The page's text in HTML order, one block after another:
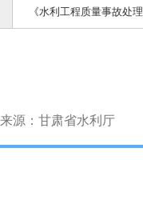
《水利工程质量事故处
来源：甘肃省水利厅